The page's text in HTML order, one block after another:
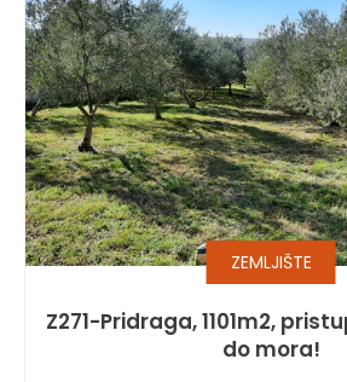
ZEMLJIŠTE
Z271-Pridraga, 1101m2,
do mora!